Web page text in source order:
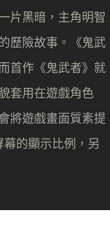
片黑暗，主角明智
歷險故事。《鬼武
首作《鬼武者》就
套用在遊戲角色
將遊戲畫面質素提
的顯示比例，另